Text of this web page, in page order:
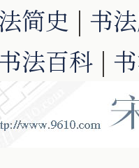
简史 | 书
法百科 |